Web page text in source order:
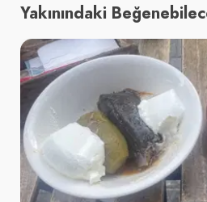
Yakınındaki